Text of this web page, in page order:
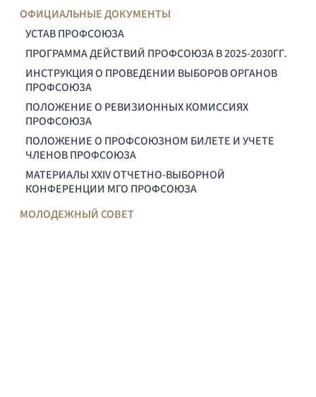
ОФИЦИАЛЬНЫЕ ДОКУМЕНТЫ
УСТАВ ПРОФСОЮЗА
ПРОГРАММА ДЕЙСТВИЙ ПРОФСОЮЗА В 2025-2030ГГ.
ИНСТРУКЦИЯ О ПРОВЕДЕНИИ ВЫБОРОВ ОРГАНОВ
ПРОФСОЮЗА
ПОЛОЖЕНИЕ О РЕВИЗИОННЫХ КОМИССИЯХ
ПРОФСОЮЗА
ПОЛОЖЕНИЕ О ПРОФСОЮЗНОМ БИЛЕТЕ И УЧЕТЕ
ЧЛЕНОВ ПРОФСОЮЗА
МАТЕРИАЛЫ XXIV ОТЧЕТНО-ВЫБОРНОЙ
КОНФЕРЕНЦИИ МГО ПРОФСОЮЗА
МОЛОДЕЖНЫЙ СОВЕТ